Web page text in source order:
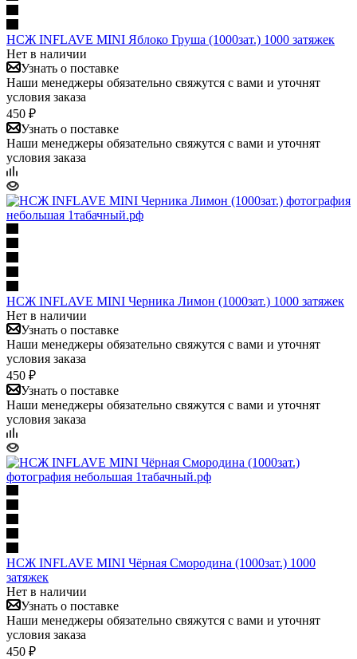
НСЖ INFLAVE MINI Яблоко Груша (1000зат.) 1000 затяжек
Нет в наличии
Узнать о поставке
Наши менеджеры обязательно свяжутся с вами и уточнят
условия заказа
450 ₽
Узнать о поставке
Наши менеджеры обязательно свяжутся с вами и уточнят
условия заказа
НСЖ INFLAVE MINI Черника Лимон (1000зат.) 1000 затяжек
Нет в наличии
Узнать о поставке
Наши менеджеры обязательно свяжутся с вами и уточнят
условия заказа
450 ₽
Узнать о поставке
Наши менеджеры обязательно свяжутся с вами и уточнят
условия заказа
НСЖ INFLAVE MINI Чёрная Смородина (1000зат.) 1000
затяжек
Нет в наличии
Узнать о поставке
Наши менеджеры обязательно свяжутся с вами и уточнят
условия заказа
450 ₽